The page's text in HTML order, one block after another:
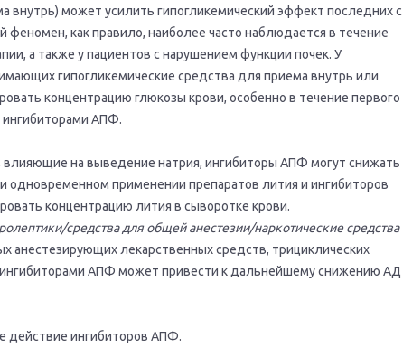
внутрь) может усилить гипогликемический эффект последних с
феномен, как правило, наиболее часто наблюдается в течение
а также у пациентов с нарушением функции почек. У
гипогликемические средства для приема внутрь или
концентрацию глюкозы крови, особенно в течение первого
ингибиторами АПФ.
влияющие на выведение натрия, ингибиторы АПФ могут снижать
одновременном применении препаратов лития и ингибиторов
концентрацию лития в сыворотке крови.
средства для общей анестезии/наркотические средства
анестезирующих лекарственных средств, трициклических
ингибиторами АПФ может привести к дальнейшему снижению АД
действие ингибиторов АПФ.